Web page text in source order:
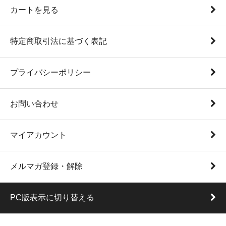
カートを見る
特定商取引法に基づく表記
プライバシーポリシー
お問い合わせ
マイアカウント
メルマガ登録・解除
PC版表示に切り替える